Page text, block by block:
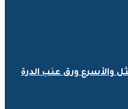
والأسرع ورق عنب الدرة